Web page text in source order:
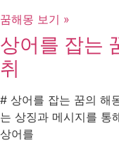
꿈해몽 보기 »
상어를 잡는
취
# 상어를 잡는 꿈의 해
는 상징과 메시지를 통
상어를